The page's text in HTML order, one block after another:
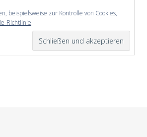
beispielsweise zur Kontrolle von Cookies,
Richtlinie